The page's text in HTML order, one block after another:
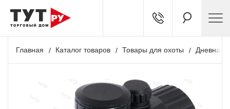
Главная Каталог товаров Товары для охоты Дневная